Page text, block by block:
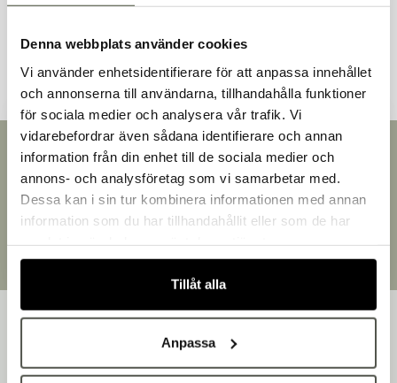
Denna webbplats använder cookies
Vi använder enhetsidentifierare för att anpassa innehållet
och annonserna till användarna, tillhandahålla funktioner
för sociala medier och analysera vår trafik. Vi
vidarebefordrar även sådana identifierare och annan
information från din enhet till de sociala medier och
annons- och analysföretag som vi samarbetar med.
Dessa kan i sin tur kombinera informationen med annan
information som du har tillhandahållit eller som de har
Tillåt alla
Anpassa
Andra kunder tittade även på
Snabb leverans
Leverans inom 3-5 arbetsdagar.
Brett sortiment
Över 30 000 produkter
Designat och tillverkat i Småland
Välkommen till Bakers!
Handlar du som företag eller privatperson?
Fortsätt som privatperson